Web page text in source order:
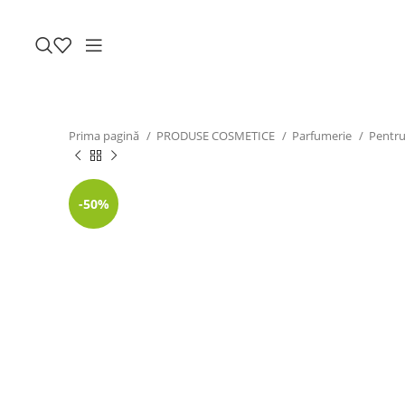
Prima pagină PRODUSE COSMETICE Parfumerie
-50%